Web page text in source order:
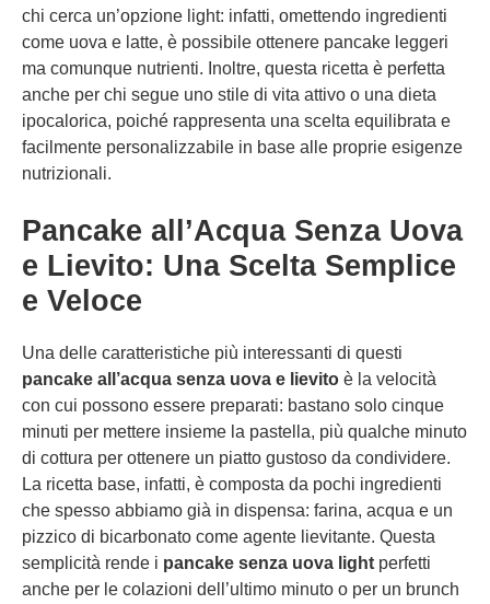
chi cerca un’opzione light: infatti, omettendo ingredienti
come uova e latte, è possibile ottenere pancake leggeri
ma comunque nutrienti. Inoltre, questa ricetta è perfetta
anche per chi segue uno stile di vita attivo o una dieta
ipocalorica, poiché rappresenta una scelta equilibrata e
facilmente personalizzabile in base alle proprie esigenze
nutrizionali.
Pancake all’Acqua Senza Uova
e Lievito: Una Scelta Semplice
e Veloce
Una delle caratteristiche più interessanti di questi
pancake all’acqua senza uova e lievito è la velocità
con cui possono essere preparati: bastano solo cinque
minuti per mettere insieme la pastella, più qualche minuto
di cottura per ottenere un piatto gustoso da condividere.
La ricetta base, infatti, è composta da pochi ingredienti
che spesso abbiamo già in dispensa: farina, acqua e un
pizzico di bicarbonato come agente lievitante. Questa
semplicità rende i pancake senza uova light perfetti
anche per le colazioni dell’ultimo minuto o per un brunch